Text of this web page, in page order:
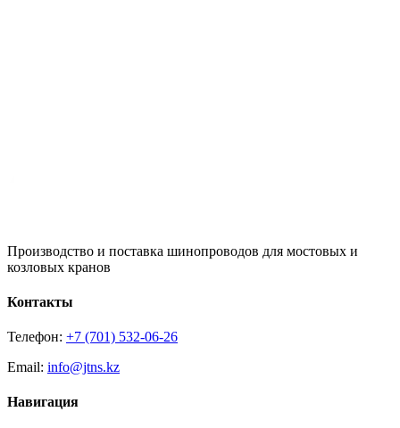
Производство и поставка шинопроводов для мостовых и
козловых кранов
Контакты
Телефон: +7 (701) 532-06-26
Email: info@jtns.kz
Навигация